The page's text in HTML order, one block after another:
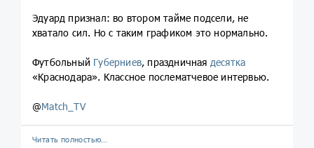
Эдуард признал: во втором тайме подсели, не
хватало сил. Но с таким графиком это нормально.
Футбольный Губерниев, праздничная десятка
«Краснодара». Классное послематчевое интервью.
@Match_TV
Читать полностью…